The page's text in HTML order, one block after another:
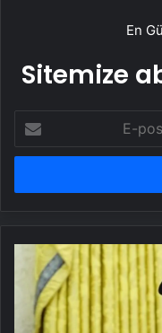
En
Sitemize
posta
adresinizi
Ukrayna
muhalefeti
Trump
yönetimi